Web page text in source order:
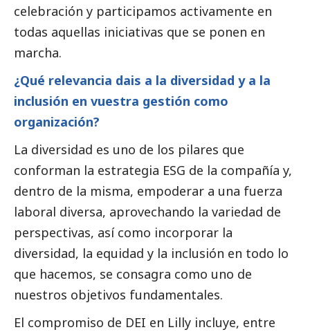
celebración y participamos activamente en
todas aquellas iniciativas que se ponen en
marcha.
¿Qué relevancia dais a la diversidad y a la
inclusión en vuestra gestión como
organización?
La diversidad es uno de los pilares que
conforman la estrategia ESG de la compañía y,
dentro de la misma, empoderar a una fuerza
laboral diversa, aprovechando la variedad de
perspectivas, así como incorporar la
diversidad, la equidad y la inclusión en todo lo
que hacemos, se consagra como uno de
nuestros objetivos fundamentales.
El compromiso de DEI en Lilly incluye, entre